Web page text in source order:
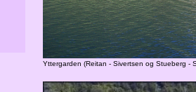
Yttergarden (Reitan - Sivertsen og Stueberg -